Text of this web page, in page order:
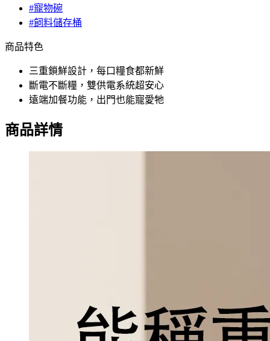
#寵物碗
#飼料儲存桶
商品特色
三重鎖鮮設計，每口糧食都新鮮
斷電不斷糧，雙供電系統超安心
遠端加餐功能，出門也能寵愛牠
商品詳情